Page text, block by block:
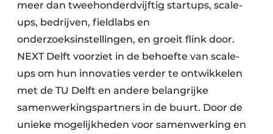
meer dan tweehonderdvijftig startups, scale-
ups, bedrijven, fieldlabs en
onderzoeksinstellingen, en groeit flink door.
NEXT Delft voorziet in de behoefte van scale-
ups om hun innovaties verder te ontwikkelen
met de TU Delft en andere belangrijke
samenwerkingspartners in de buurt. Door de
unieke mogelijkheden voor samenwerking en